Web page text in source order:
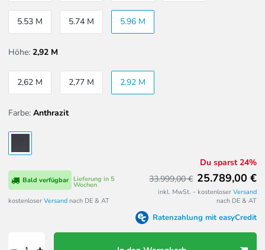
5.53 M 5.74 M 5.96 M
Höhe: 2,92 M
2,62 M 2,77 M 2,92 M
Farbe: Anthrazit
Lieferung in 5
Wochen
Bald verfügbar
kostenloser Versand nach DE & AT
Du sparst 24%
33.999,00 € 25.789,00 €
inkl. MwSt. - kostenloser Versand
nach DE & AT
Ratenzahlung mit easyCredit